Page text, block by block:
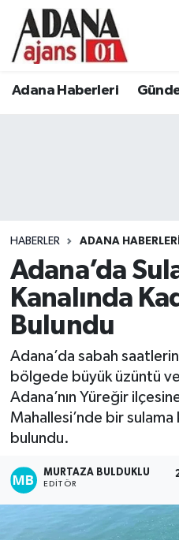
Adana Haberleri
HABERLER ADANA HABERLERI
Adana’da
Kanalında
Bulundu
Adana’da sabah
bölgede büyük üzüntü
Adana’nın Yüreğir
Mahallesi’nde bir sulama
bulundu.
MURTAZA BULDUKLU
EDITÖR
Adana Haberleri
Eğitim
Siyaset
Kadın
Magazin
Adana Nöbetçi
Tüm Manşetler
Son Dakika Haberleri